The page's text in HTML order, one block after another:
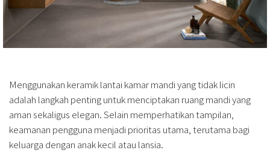
Menggunakan keramik lantai kamar mandi yang tidak licin
adalah langkah penting untuk menciptakan ruang mandi yang
aman sekaligus elegan. Selain memperhatikan tampilan,
keamanan pengguna menjadi prioritas utama, terutama bagi
keluarga dengan anak kecil atau lansia.